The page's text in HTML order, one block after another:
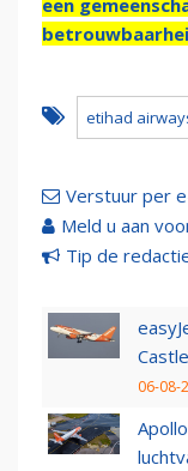
een
etihad
Verstuur per
Meld u aan
Tip de
06-08-